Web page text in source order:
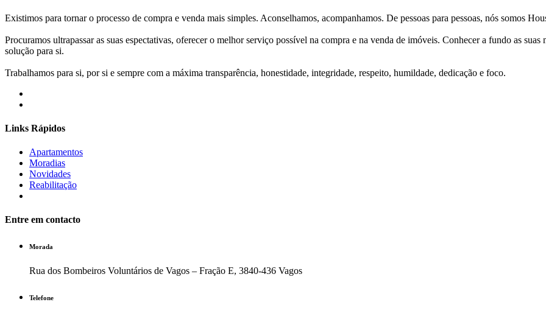
Existimos para tornar o processo de compra e venda mais simples. Aconselhamos, acompanhamos. De pessoas para pessoas, nós somos
Procuramos ultrapassar as suas espectativas, oferecer o melhor serviço possível na compra e na venda de imóveis. Conhecer a fundo as
solução para si.
Trabalhamos para si, por si e sempre com a máxima transparência, honestidade, integridade, respeito, humildade, dedicação e foco.
Links Rápidos
Apartamentos
Moradias
Novidades
Reabilitação
Entre em contacto
Morada
Rua dos Bombeiros Voluntários de Vagos – Fração E, 3840-436 Vagos
Telefone